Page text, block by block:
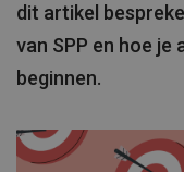
dit artikel
van SPP en hoe je
beginnen.